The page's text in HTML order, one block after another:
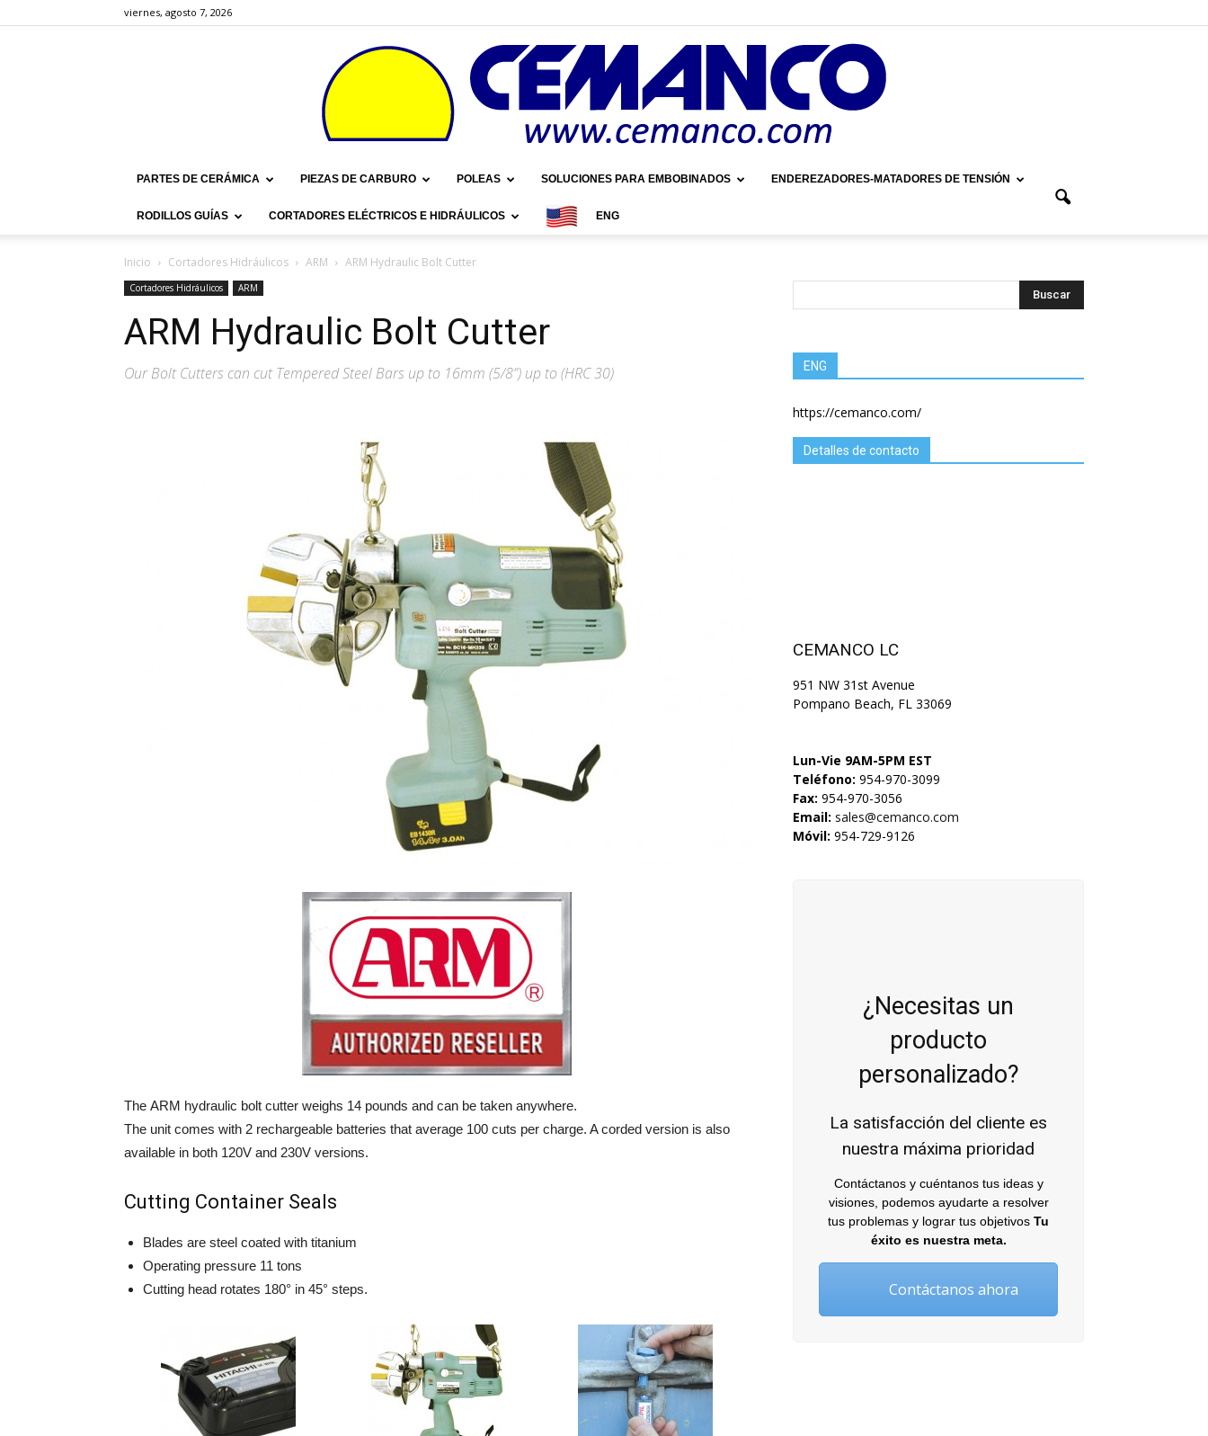
viernes, agosto 7, 2026
Cemanco
PARTES DE CERÁMICA PIEZAS DE CARBURO POLEAS SOLUCIONES PARA EMBOBINADOS ENDEREZADORES-MATADORES DE TENSIÓN
RODILLOS GUÍAS CORTADORES ELÉCTRICOS E HIDRÁULICOS ENG
Inicio Cortadores Hidráulicos ARM ARM Hydraulic Bolt Cutter
Cortadores Hidráulicos ARM
ARM Hydraulic Bolt Cutter
Our Bolt Cutters can cut Tempered Steel Bars up to 16mm (5/8”) up to (HRC 30)
The ARM hydraulic bolt cutter weighs 14 pounds and can be taken anywhere.
The unit comes with 2 rechargeable batteries that average 100 cuts per charge. A corded version is also
available in both 120V and 230V versions.
Cutting Container Seals
Blades are steel coated with titanium
Operating pressure 11 tons
Cutting head rotates 180° in 45° steps.
ENG
https://cemanco.com/
Detalles de contacto
CEMANCO LC
951 NW 31st Avenue
Pompano Beach, FL 33069
Lun-Vie 9AM-5PM EST
Teléfono: 954-970-3099
Fax: 954-970-3056
Email: sales@cemanco.com
Móvil: 954-729-9126
¿Necesitas un
producto
personalizado?
La satisfacción del cliente es
nuestra máxima prioridad
Contáctanos y cuéntanos tus ideas y
visiones, podemos ayudarte a resolver
tus problemas y lograr tus objetivos Tu
éxito es nuestra meta.
Contáctanos ahora